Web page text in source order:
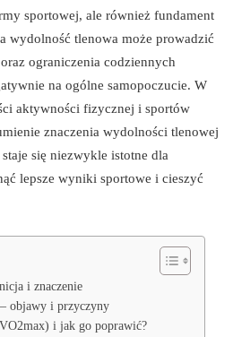
sportowej, ale również fundament
wydolność tlenowa może prowadzić
ograniczenia codziennych
na ogólne samopoczucie. W
aktywności fizycznej i sportów
znaczenia wydolności tlenowej
się niezwykle istotne dla
lepsze wyniki sportowe i cieszyć
i znaczenie
objawy i przyczyny
i jak go poprawić?